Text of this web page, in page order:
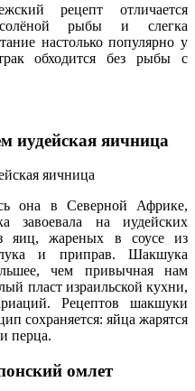
рецепт отличается
солёной рыбы и слегка
настолько популярно у
обходится без рыбы с
иудейская яичница
она в Северной Африке,
завоевала на иудейских
яиц, жареных в соусе из
и приправ. Шакшука
чем привычная нам
пласт израильской кухни,
Рецептов шакшуки
сохраняется: яйца жарятся
перца.
омлет